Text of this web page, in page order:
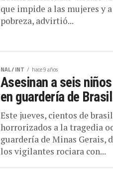
NAL / INT hace 9 años
en guardería de
Este jueves, cientos de
horrorizados a la tragedia
guardería de Minas Gerais,
los vigilantes rociara con...
NAL / INT hace 9 años
Colombia envía más
México.